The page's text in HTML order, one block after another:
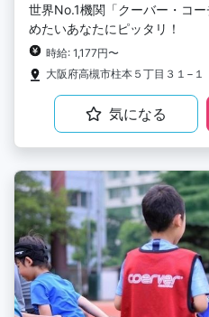
世界No.1機関「クーバー・コ
めたいあなたにピッタリ！
時給: 1,177円〜
大阪府高槻市柱本５丁目３１−
気になる